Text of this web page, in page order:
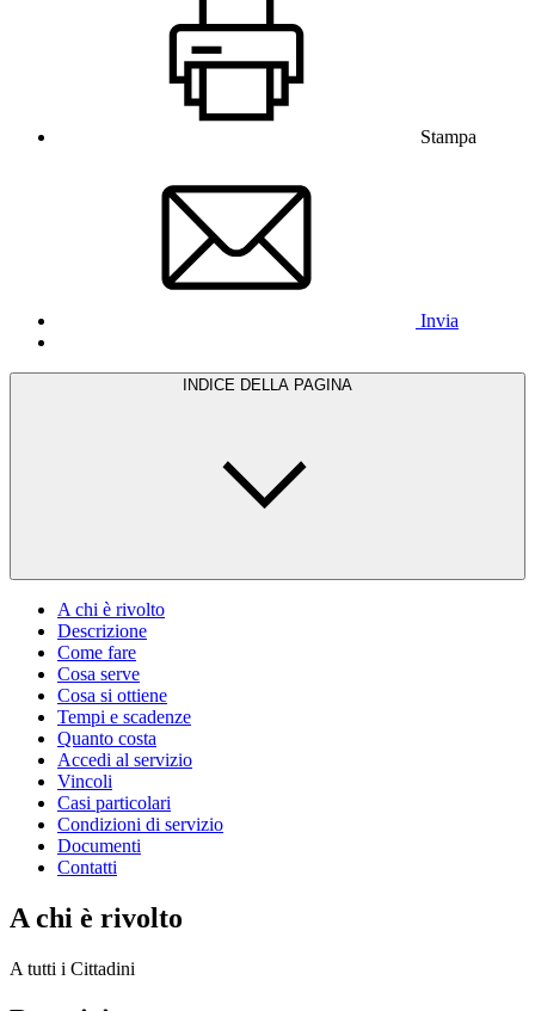
Stampa
Invia
INDICE DELLA PAGINA
A chi è rivolto
Descrizione
Come fare
Cosa serve
Cosa si ottiene
Tempi e scadenze
Quanto costa
Accedi al servizio
Vincoli
Casi particolari
Condizioni di servizio
Documenti
Contatti
A chi è rivolto
A tutti i Cittadini